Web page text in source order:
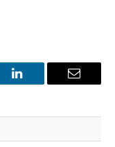
LinkedIn Email